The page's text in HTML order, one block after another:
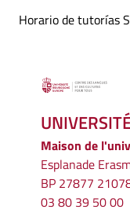
Horario de tutorías
Maison de
Esplanade
BP 27877
03 80 39 50 00